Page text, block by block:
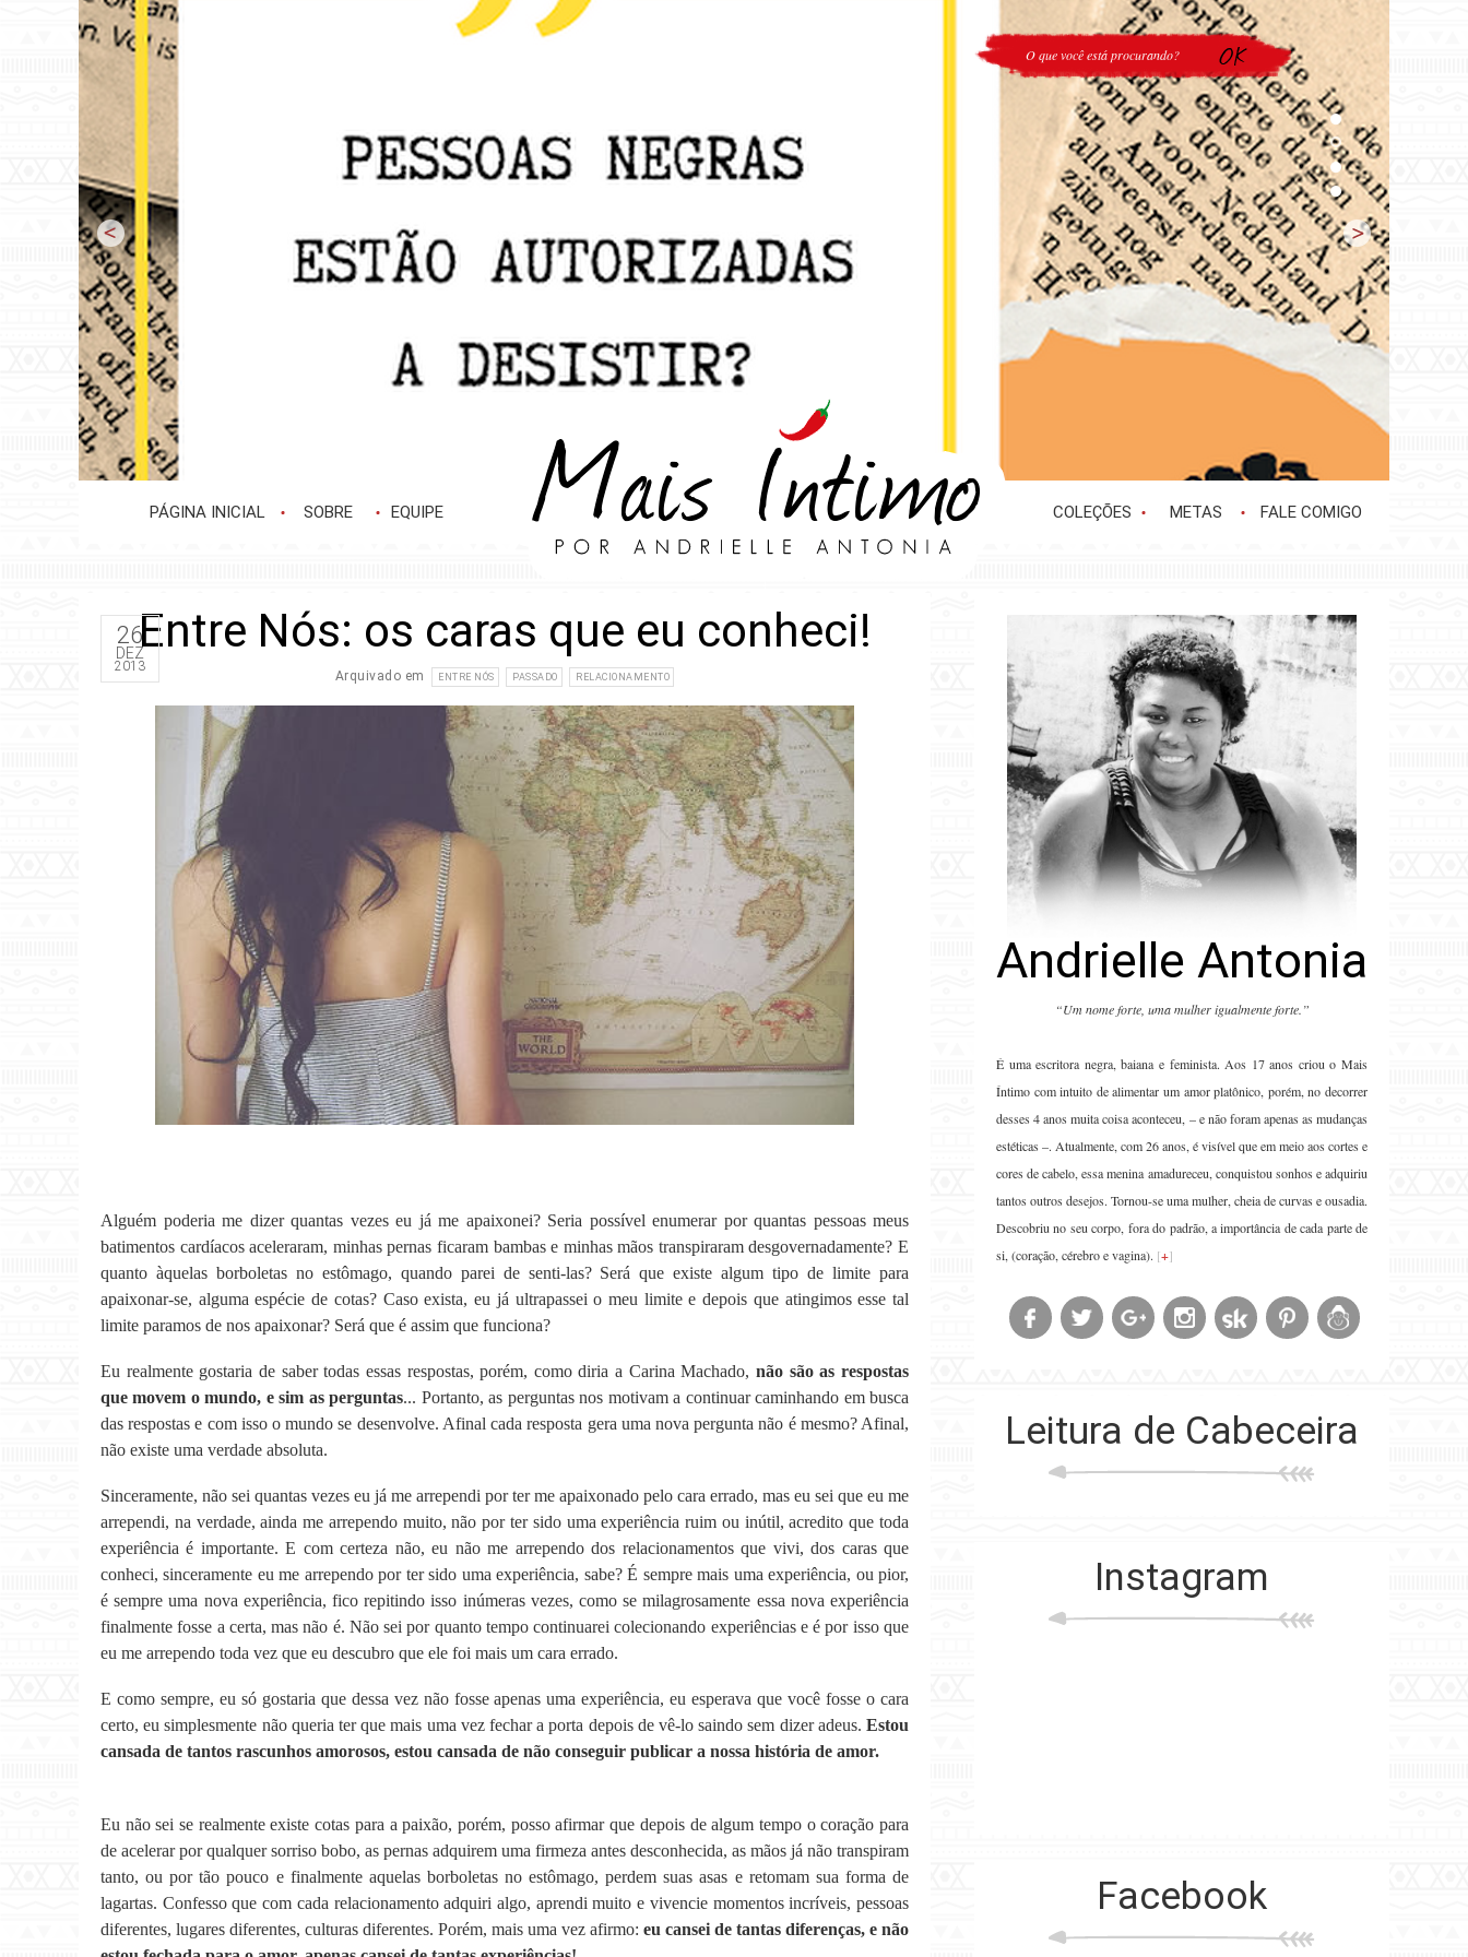
PÁGINA INICIAL SOBRE EQUIPE COLEÇÕES METAS FALE COMIGO
26
DEZ
2013
Entre Nós: os caras que eu conheci!
Arquivado em ENTRE NÓS PASSADO RELACIONAMENTO
Alguém poderia me dizer quantas vezes eu já me apaixonei? Seria possível enumerar por quantas pessoas meus
batimentos cardíacos aceleraram, minhas pernas ficaram bambas e minhas mãos transpiraram desgovernadamente? E
quanto àquelas borboletas no estômago, quando parei de senti-las? Será que existe algum tipo de limite para
apaixonar-se, alguma espécie de cotas? Caso exista, eu já ultrapassei o meu limite e depois que atingimos esse tal
limite paramos de nos apaixonar? Será que é assim que funciona?
Eu realmente gostaria de saber todas essas respostas, porém, como diria a Carina Machado, não são as respostas
que movem o mundo, e sim as perguntas... Portanto, as perguntas nos motivam a continuar caminhando em busca
das respostas e com isso o mundo se desenvolve. Afinal cada resposta gera uma nova pergunta não é mesmo? Afinal,
não existe uma verdade absoluta.
Sinceramente, não sei quantas vezes eu já me arrependi por ter me apaixonado pelo cara errado, mas eu sei que eu me
arrependi, na verdade, ainda me arrependo muito, não por ter sido uma experiência ruim ou inútil, acredito que toda
experiência é importante. E com certeza não, eu não me arrependo dos relacionamentos que vivi, dos caras que
conheci, sinceramente eu me arrependo por ter sido uma experiência, sabe? É sempre mais uma experiência, ou pior,
é sempre uma nova experiência, fico repitindo isso inúmeras vezes, como se milagrosamente essa nova experiência
finalmente fosse a certa, mas não é. Não sei por quanto tempo continuarei colecionando experiências e é por isso que
eu me arrependo toda vez que eu descubro que ele foi mais um cara errado.
E como sempre, eu só gostaria que dessa vez não fosse apenas uma experiência, eu esperava que você fosse o cara
certo, eu simplesmente não queria ter que mais uma vez fechar a porta depois de vê-lo saindo sem dizer adeus. Estou
cansada de tantos rascunhos amorosos, estou cansada de não conseguir publicar a nossa história de amor.
Eu não sei se realmente existe cotas para a paixão, porém, posso afirmar que depois de algum tempo o coração para
de acelerar por qualquer sorriso bobo, as pernas adquirem uma firmeza antes desconhecida, as mãos já não transpiram
tanto, ou por tão pouco e finalmente aquelas borboletas no estômago, perdem suas asas e retomam sua forma de
lagartas. Confesso que com cada relacionamento adquiri algo, aprendi muito e vivencie momentos incríveis, pessoas
diferentes, lugares diferentes, culturas diferentes. Porém, mais uma vez afirmo: eu cansei de tantas diferenças, e não
Andrielle Antonia
“Um nome forte, uma mulher igualmente forte.”
É uma escritora negra, baiana e feminista. Aos 17 anos criou o Mais
Íntimo com intuito de alimentar um amor platônico, porém, no decorrer
desses 4 anos muita coisa aconteceu, – e não foram apenas as mudanças
estéticas –. Atualmente, com 26 anos, é visível que em meio aos cortes e
cores de cabelo, essa menina amadureceu, conquistou sonhos e adquiriu
tantos outros desejos. Tornou-se uma mulher, cheia de curvas e ousadia.
Descobriu no seu corpo, fora do padrão, a importância de cada parte de
si, (coração, cérebro e vagina). [+]
Leitura de Cabeceira
Instagram
Facebook